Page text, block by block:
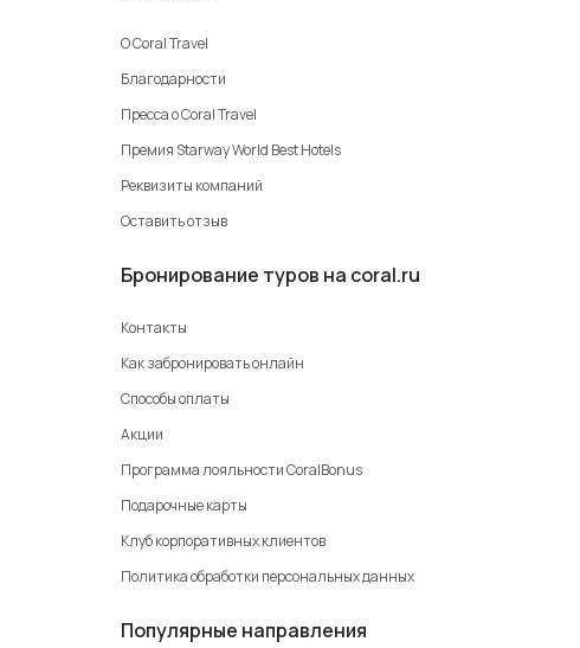
О Coral Travel
Благодарности
Пресса о Coral Travel
Премия Starway World Best Hotels
Реквизиты компаний
Оставить отзыв
Бронирование туров на coral.ru
Контакты
Как забронировать онлайн
Способы оплаты
Акции
Программа лояльности CoralBonus
Подарочные карты
Клуб корпоративных клиентов
Политика обработки персональных данных
Популярные направления